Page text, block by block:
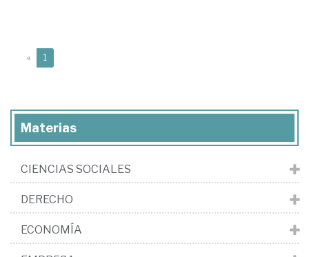
« 1
Materias
CIENCIAS SOCIALES
DERECHO
ECONOMÍA